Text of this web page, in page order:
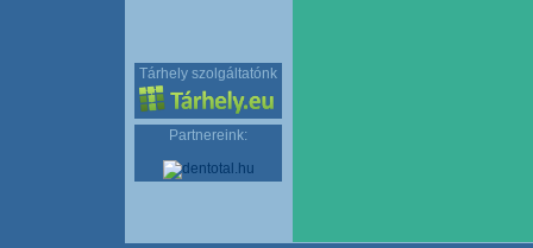
Tárhely szolgáltatónk
Partnereink: